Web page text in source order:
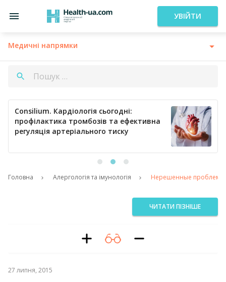
УВІЙТИ
Медичні напрямки
Consilium. Кардіологія сьогодні:
профілактика тромбозів та ефективна
регуляція артеріального тиску
Головна Алергологія та імунологія Нерешенные проблемы и
ЧИТАТИ ПІЗНІШЕ
27 липня, 2015